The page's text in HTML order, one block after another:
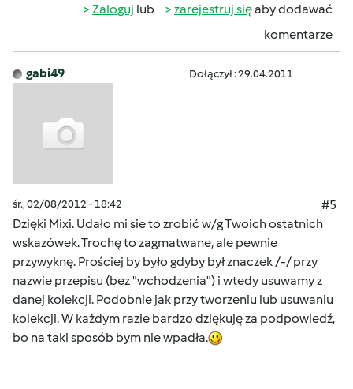
Zaloguj lub zarejestruj sięaby dodawać
komentarze
gabi49 Dołączył : 29.04.2011
śr., 02/08/2012 - 18:42
#5
Dzięki Mixi. Udało mi sie to zrobić w/g Twoich ostatnich
wskazówek. Trochę to zagmatwane, ale pewnie
przywyknę. Prościej by było gdyby był znaczek /-/ przy
nazwie przepisu (bez "wchodzenia") i wtedy usuwamy z
danej kolekcji. Podobnie jak przy tworzeniu lub usuwaniu
kolekcji. W każdym razie bardzo dziękuję za podpowiedź,
bo na taki sposób bym nie wpadła.